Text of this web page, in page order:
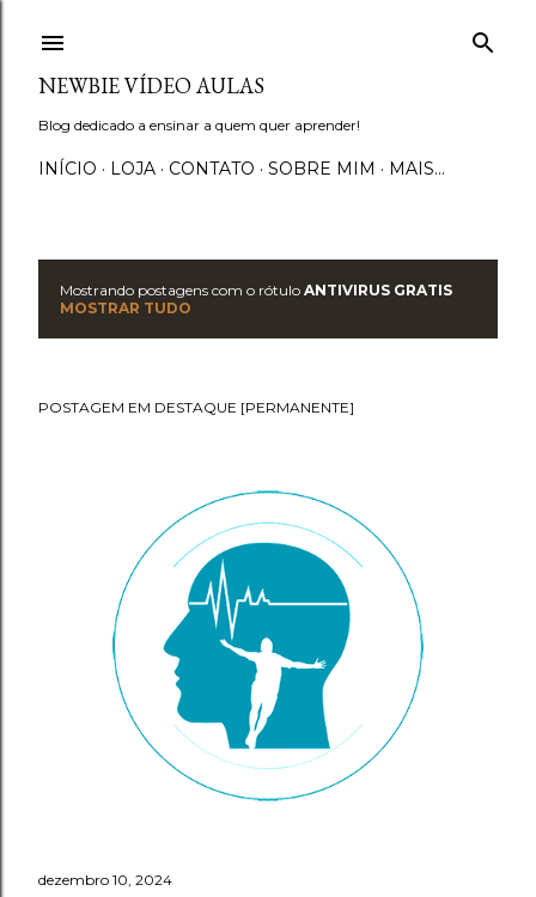
NEWBIE VÍDEO AULAS
Blog dedicado a ensinar a quem quer aprender!
INÍCIO LOJA CONTATO SOBRE MIM MAIS…
s
Mostrando postagens com o rótulo ANTIVIRUS GRATIS
MOSTRAR TUDO
POSTAGEM EM DESTAQUE [PERMANENTE]
dezembro 10, 2024